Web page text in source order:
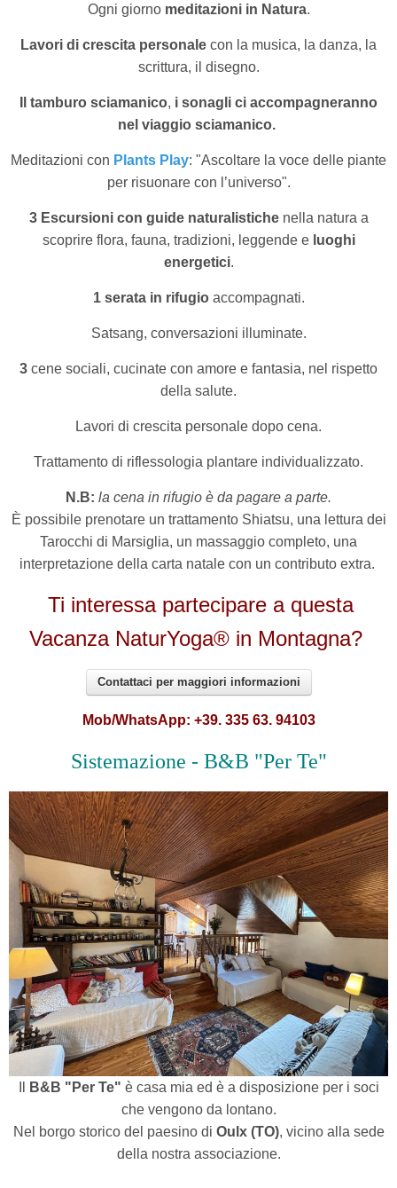
Ogni giornomeditazioni in Natura.
Lavori di crescita personale con la musica, la danza, la
scrittura, il disegno.
Il tamburo sciamanico, i sonagli ci accompagneranno
nel viaggio sciamanico.
Meditazioni con Plants Play: "Ascoltare la voce delle piante
per risuonare con l’universo".
3 Escursioni con guide naturalistichenella natura a
scoprire flora, fauna, tradizioni, leggende e luoghi
energetici.
1 serata in rifugioaccompagnati.
Satsang, conversazioni illuminate.
3 cene sociali, cucinate con amore e fantasia, nel rispetto
della salute.
Lavori di crescita personale dopo cena.
Trattamento di riflessologia plantare individualizzato.
N.B: la cena in rifugio è da pagare a parte.
È possibile prenotare un trattamento Shiatsu, una lettura dei
Tarocchi di Marsiglia, un massaggio completo, una
interpretazione della carta natale con un contributo extra.
Ti interessa partecipare a questa
Vacanza NaturYoga® in Montagna?
Contattaci per maggiori informazioni
Mob/WhatsApp: +39. 335 63. 94103
Sistemazione - B&B "Per Te"
B&B "Per Te" è casa mia ed è a disposizione per i soci
che vengono da lontano.
Nel borgo storico del paesino di Oulx (TO), vicino alla sede
della nostra associazione.